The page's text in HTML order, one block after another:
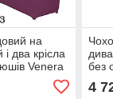
на
два крісла
Venera
кольорів)
без
4